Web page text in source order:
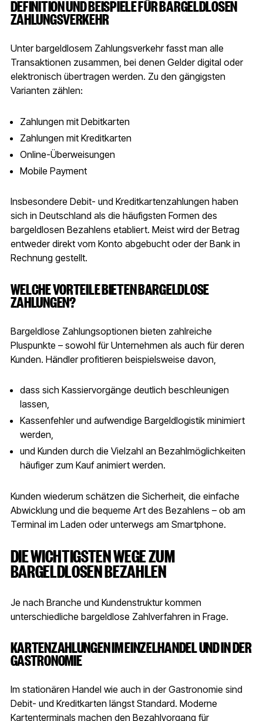
DEFINITION UND BEISPIELE FÜR BARGELDLOSEN
ZAHLUNGSVERKEHR
Unter bargeldlosem Zahlungsverkehr fasst man alle
Transaktionen zusammen, bei denen Gelder digital oder
elektronisch übertragen werden. Zu den gängigsten
Varianten zählen:
Zahlungen mit Debitkarten
Zahlungen mit Kreditkarten
Online-Überweisungen
Mobile Payment
Insbesondere Debit- und Kreditkartenzahlungen haben
sich in Deutschland als die häufigsten Formen des
bargeldlosen Bezahlens etabliert. Meist wird der Betrag
entweder direkt vom Konto abgebucht oder der Bank in
Rechnung gestellt.
WELCHE VORTEILE BIETEN BARGELDLOSE
ZAHLUNGEN?
Bargeldlose Zahlungsoptionen bieten zahlreiche
Pluspunkte – sowohl für Unternehmen als auch für deren
Kunden. Händler profitieren beispielsweise davon,
dass sich Kassiervorgänge deutlich beschleunigen
lassen,
Kassenfehler und aufwendige Bargeldlogistik minimiert
werden,
und Kunden durch die Vielzahl an Bezahlmöglichkeiten
häufiger zum Kauf animiert werden.
Kunden wiederum schätzen die Sicherheit, die einfache
Abwicklung und die bequeme Art des Bezahlens – ob am
Terminal im Laden oder unterwegs am Smartphone.
DIE WICHTIGSTEN WEGE ZUM
BARGELDLOSEN BEZAHLEN
Je nach Branche und Kundenstruktur kommen
unterschiedliche bargeldlose Zahlverfahren in Frage.
KARTENZAHLUNGEN IM EINZELHANDEL UND IN DER
GASTRONOMIE
Im stationären Handel wie auch in der Gastronomie sind
Debit- und Kreditkarten längst Standard. Moderne
Kartenterminals machen den Bezahlvorgang für